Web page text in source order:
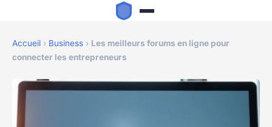
Accueil › Business › Les meilleurs forums en ligne pour
connecter les entrepreneurs